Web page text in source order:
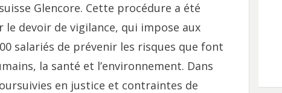
Glencore. Cette procédure a été
devoir de vigilance, qui impose aux
salariés de prévenir les risques que font
la santé et l’environnement. Dans
en justice et contraintes de